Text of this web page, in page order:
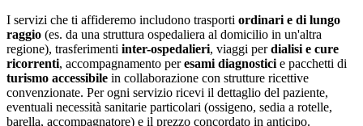
I servizi che ti affideremo includono trasporti ordinari e di lungo
raggio (es. da una struttura ospedaliera al domicilio in un'altra
regione), trasferimenti inter-ospedalieri, viaggi per dialisi e cure
ricorrenti, accompagnamento per esami diagnostici e pacchetti di
turismo accessibile in collaborazione con strutture ricettive
convenzionate. Per ogni servizio ricevi il dettaglio del paziente,
eventuali necessità sanitarie particolari (ossigeno, sedia a rotelle,
barella, accompagnatore) e il prezzo concordato in anticipo.